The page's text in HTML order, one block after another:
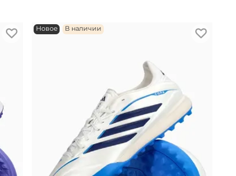
Новое В наличии